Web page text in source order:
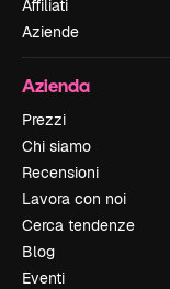
Affiliati
Aziende
Azienda
Prezzi
Chi siamo
Recensioni
Lavora con noi
Cerca tendenze
Blog
Eventi